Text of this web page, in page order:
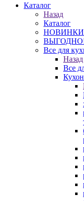
Каталог
Назад
Каталог
Все для
Назад
Все